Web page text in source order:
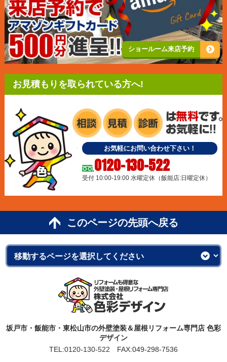
ショールーム来店予約
お見積もりを取られている方へ!
お気軽にお問い合わせ下さい！
0120-130-522
受付 10:00-19:00 水曜定休（飯能店:日曜定休）
このページの先頭へ戻る
坂戸市・飯能市・東松山市の外壁塗装＆屋根リフォーム専門店 色彩
デザイン
TEL:0120-130-522 FAX:049-298-7536